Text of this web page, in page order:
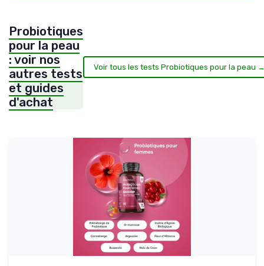
Probiotiques
pour la peau
: voir nos
autres tests
et guides
d'achat
Voir tous les tests Probiotiques pour la peau